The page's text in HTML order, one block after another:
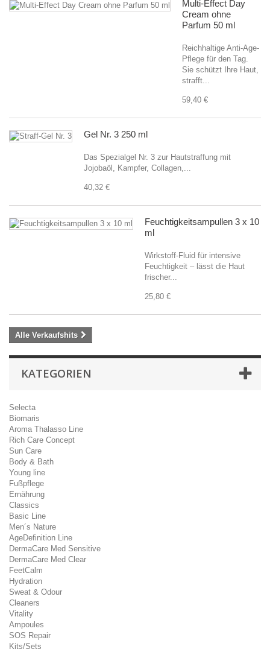
Multi-Effect Day
Cream ohne
Parfum 50 ml
Reichhaltige Anti-Age-
Pflege für den Tag.
Sie schützt Ihre Haut,
strafft...
59,40 €
Gel Nr. 3 250 ml
Das Spezialgel Nr. 3 zur Hautstraffung mit
Jojobaöl, Kampfer, Collagen,...
40,32 €
Feuchtigkeitsampullen 3 x 10
ml
Wirkstoff-Fluid für intensive
Feuchtigkeit – lässt die Haut
frischer...
25,80 €
Alle Verkaufshits
KATEGORIEN
Selecta
Biomaris
Aroma Thalasso Line
Rich Care Concept
Sun Care
Body & Bath
Young line
Fußpflege
Ernährung
Classics
Basic Line
Men´s Nature
AgeDefinition Line
DermaCare Med Sensitive
DermaCare Med Clear
FeetCalm
Hydration
Sweat & Odour
Cleaners
Vitality
Ampoules
SOS Repair
Kits/Sets